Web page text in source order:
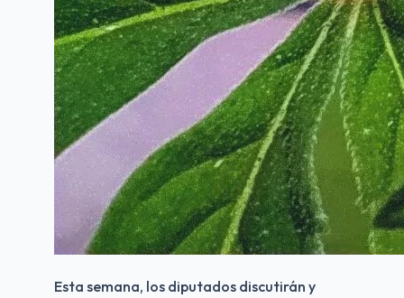
Esta semana, los diputados discutirán y